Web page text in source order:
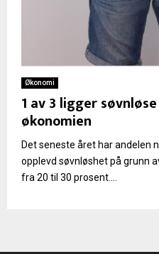
Økonomi
1 av 3 ligger
økonomien
Det seneste året har andelen
opplevd søvnløshet på grunn
fra 20 til 30 prosent....